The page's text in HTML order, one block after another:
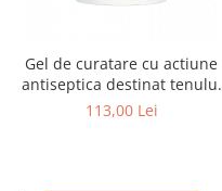
Gel de curatare cu actiune
antiseptica destinat tenului
gras-acneic, Clarifying
113,00 Lei